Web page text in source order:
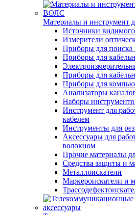
Материалы и
Источники
Измерители
Приборы для поиска
Приборы для
Приборы для
Приборы для
Анализаторы
Наборы
Инструмент для
кабелем
Инструменты для
Аксессуары для
волокном
Прочие материалы
Средства защиты и
Металлоискатели
Маркероискатели и